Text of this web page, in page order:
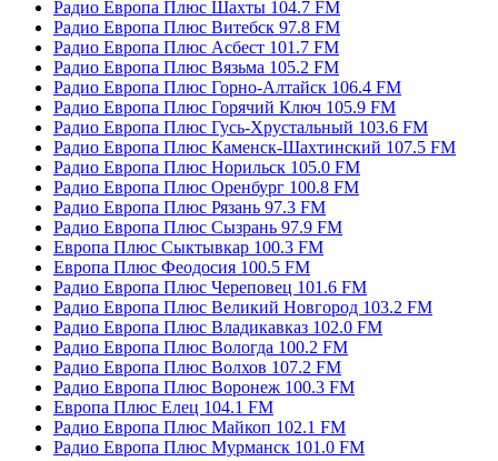
Радио Европа Плюс Шахты 104.7 FM
Радио Европа Плюс Витебск 97.8 FM
Радио Европа Плюс Асбест 101.7 FM
Радио Европа Плюс Вязьма 105.2 FM
Радио Европа Плюс Горно-Алтайск 106.4 FM
Радио Европа Плюс Горячий Ключ 105.9 FM
Радио Европа Плюс Гусь-Хрустальный 103.6 FM
Радио Европа Плюс Каменск-Шахтинский 107.5 FM
Радио Европа Плюс Норильск 105.0 FM
Радио Европа Плюс Оренбург 100.8 FM
Радио Европа Плюс Рязань 97.3 FM
Радио Европа Плюс Сызрань 97.9 FM
Европа Плюс Сыктывкар 100.3 FM
Европа Плюс Феодосия 100.5 FM
Радио Европа Плюс Череповец 101.6 FM
Радио Европа Плюс Великий Новгород 103.2 FM
Радио Европа Плюс Владикавказ 102.0 FM
Радио Европа Плюс Вологда 100.2 FM
Радио Европа Плюс Волхов 107.2 FM
Радио Европа Плюс Воронеж 100.3 FM
Европа Плюс Елец 104.1 FM
Радио Европа Плюс Майкоп 102.1 FM
Радио Европа Плюс Мурманск 101.0 FM